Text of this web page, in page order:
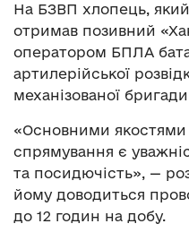
На БЗВП хлопець,
отримав позивний
оператором БПЛА
артилерійської
механізованої
«Основними якостями
спрямування є
та посидючість», —
йому доводиться
до 12 годин на добу.